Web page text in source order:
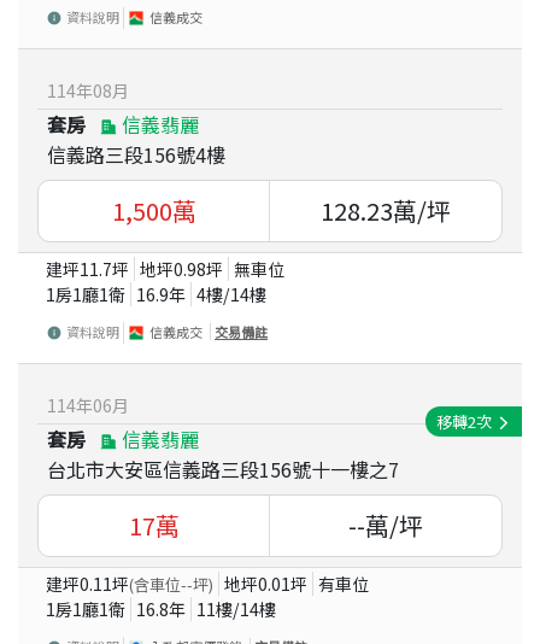
資料說明 信義成交
114年08月
套房
信義翡麗
信義路三段156號4樓
1,500萬 128.23萬/坪
建坪11.7坪 地坪0.98坪 無車位
1房1廳1衛 16.9年 4樓/14樓
資料說明 信義成交 交易備註
114年06月
套房
信義翡麗
台北市大安區信義路三段156號十一樓之7
移轉2次
17萬 --萬/坪
建坪0.11坪(含車位--坪) 地坪0.01坪 有車位
1房1廳1衛 16.8年 11樓/14樓